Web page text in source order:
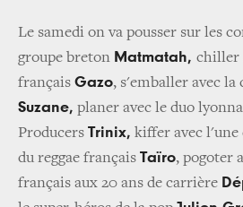
Le samedi on va pousser sur les
groupe breton Matmatah, chiller
français Gazo, s'emballer avec la
Suzane, planer avec le duo
Producers Trinix, kiffer avec l'une
du reggae français Taïro, pogoter
français aux 20 ans de carrière